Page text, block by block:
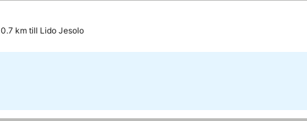
0.7 km till Lido Jesolo